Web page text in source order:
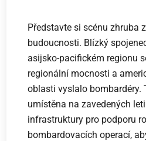
Představte si scénu zhruba
budoucnosti. Blízký
asijsko-pacifickém regionu
regionální mocnosti a
oblasti vyslalo bombardéry.
umístěna na zavedených
infrastruktury pro podporu
bombardovacích operací,